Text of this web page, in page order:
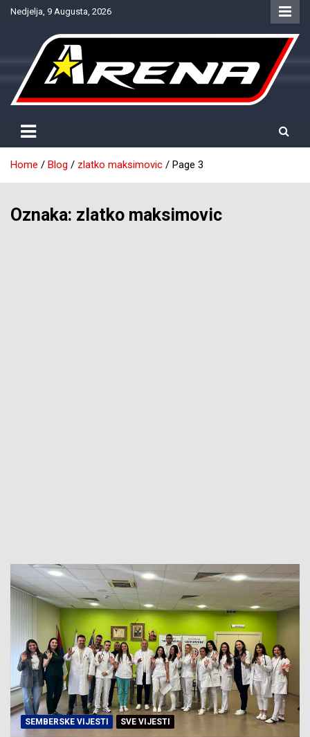
SkipNedjelja, 9 Augusta, 2026
NTV Arena
Home Blog zlatko maksimovic Page 3
Oznaka: zlatko maksimovic
SEMBERSKE VIJESTI SVE VIJESTI